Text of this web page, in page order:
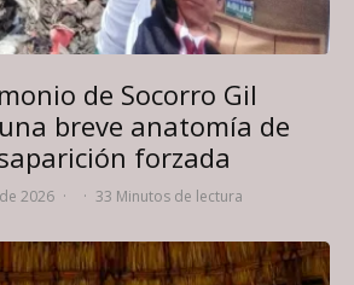
de Socorro Gil
breve anatomía de
forzada
2026 · · 33 Minutos de lectura